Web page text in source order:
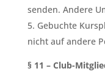
senden. Andere
Gebuchte
nicht auf andere
§ 11 – Club-